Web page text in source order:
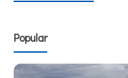
Popular